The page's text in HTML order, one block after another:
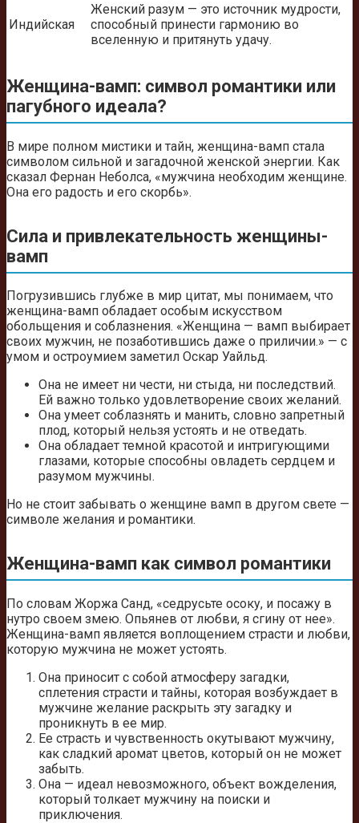
Индийская
Женский разум — это источник мудрости,
способный принести гармонию во
вселенную и притянуть удачу.
Женщина-вамп: символ романтики или
пагубного идеала?
В мире полном мистики и тайн, женщина-вамп стала
символом сильной и загадочной женской энергии. Как
сказал Фернан Неболса, «мужчина необходим женщине.
Она его радость и его скорбь».
Сила и привлекательность женщины-
вамп
Погрузившись глубже в мир цитат, мы понимаем, что
женщина-вамп обладает особым искусством
обольщения и соблазнения. «Женщина — вамп выбирает
своих мужчин, не позаботившись даже о приличии.» — с
умом и остроумием заметил Оскар Уайльд.
Она не имеет ни чести, ни стыда, ни последствий.
Ей важно только удовлетворение своих желаний.
Она умеет соблазнять и манить, словно запретный
плод, который нельзя устоять и не отведать.
Она обладает темной красотой и интригующими
глазами, которые способны овладеть сердцем и
разумом мужчины.
Но не стоит забывать о женщине вамп в другом свете —
символе желания и романтики.
Женщина-вамп как символ романтики
По словам Жоржа Санд, «седрусьте осоку, и посажу в
нутро своем змею. Опьянев от любви, я сгину от нее».
Женщина-вамп является воплощением страсти и любви,
которую мужчина не может устоять.
Она приносит с собой атмосферу загадки,
сплетения страсти и тайны, которая возбуждает в
мужчине желание раскрыть эту загадку и
проникнуть в ее мир.
Ее страсть и чувственность окутывают мужчину,
как сладкий аромат цветов, который он не может
забыть.
Она — идеал невозможного, объект вожделения,
который толкает мужчину на поиски и
приключения.